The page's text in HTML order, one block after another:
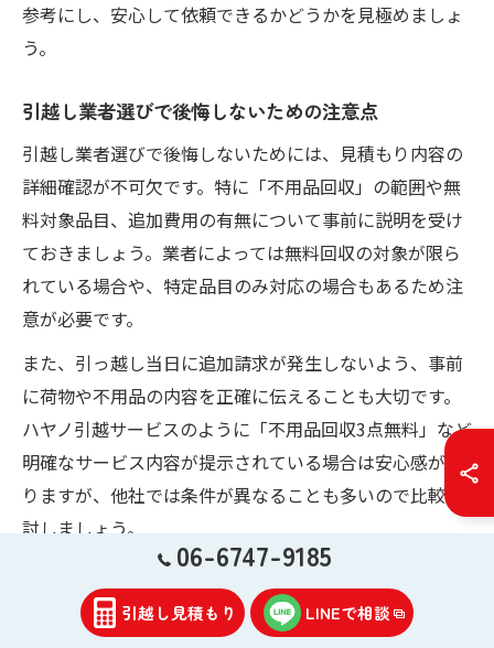
参考にし、安心して依頼できるかどうかを見極めましょ
う。
引越し業者選びで後悔しないための注意点
引越し業者選びで後悔しないためには、見積もり内容の
詳細確認が不可欠です。特に「不用品回収」の範囲や無
料対象品目、追加費用の有無について事前に説明を受け
ておきましょう。業者によっては無料回収の対象が限ら
れている場合や、特定品目のみ対応の場合もあるため注
意が必要です。
また、引っ越し当日に追加請求が発生しないよう、事前
に荷物や不用品の内容を正確に伝えることも大切です。
ハヤノ引越サービスのように「不用品回収3点無料」など
明確なサービス内容が提示されている場合は安心感があ
りますが、他社では条件が異なることも多いので比較検
討しましょう。
さらに、引越し業者が不用品回収を合法的に行っている
かも確認しましょう。違法な回収業者に依頼するとトラ
ブルや処分費用の増加につながるため、必ず許可証の有
06-6747-9185
引越し見積もり LINEで相談